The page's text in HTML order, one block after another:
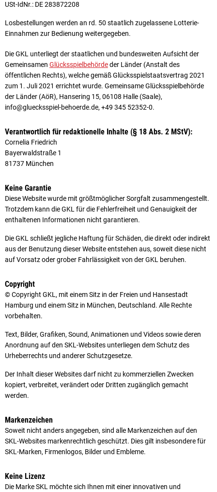
USt-IdNr.: DE 283872208
Losbestellungen werden an rd. 50 staatlich zugelassene Lotterie-
Einnahmen zur Bedienung weitergegeben.
Die GKL unterliegt der staatlichen und bundesweiten Aufsicht der
Gemeinsamen Glücksspielbehördeder Länder (Anstalt des
öffentlichen Rechts), welche gemäß Glücksspielstaatsvertrag 2021
zum 1. Juli 2021 errichtet wurde. Gemeinsame Glücks­spiel­behörde
der Länder (AöR), Hansering 15, 06108 Halle (Saale),
info@gluecksspiel-behoerde.de, +49 345 52352-0.
Verantwortlich für redaktionelle Inhalte (§ 18 Abs. 2 MStV):
Cornelia Friedrich
Bayerwaldstraße 1
81737 München
Keine Garantie
Diese Website wurde mit größtmöglicher Sorgfalt zusammengestellt.
Trotzdem kann die GKL für die Fehlerfreiheit und Genauigkeit der
enthaltenen Informationen nicht garantieren.
Die GKL schließt jegliche Haftung für Schäden, die direkt oder indirekt
aus der Benutzung dieser Website entstehen aus, soweit diese nicht
auf Vorsatz oder grober Fahrlässigkeit von der GKL beruhen.
Copyright
© Copyright GKL, mit einem Sitz in der Freien und Hansestadt
Hamburg und einem Sitz in München, Deutschland. Alle Rechte
vorbehalten.
Text, Bilder, Grafiken, Sound, Animationen und Videos sowie deren
Anordnung auf den SKL-Websites unterliegen dem Schutz des
Urheberrechts und anderer Schutzgesetze.
Der Inhalt dieser Websites darf nicht zu kommerziellen Zwecken
kopiert, verbreitet, verändert oder Dritten zugänglich gemacht
werden.
Markenzeichen
Soweit nicht anders angegeben, sind alle Markenzeichen auf den
SKL-Websites markenrechtlich geschützt. Dies gilt insbesondere für
SKL-Marken, Firmenlogos, Bilder und Embleme.
Keine Lizenz
Die Marke SKL möchte sich Ihnen mit einer innovativen und